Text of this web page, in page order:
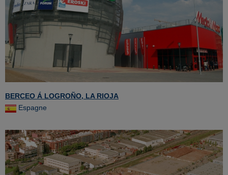
BERCEO Á LOGROÑO, LA RIOJA
Espagne